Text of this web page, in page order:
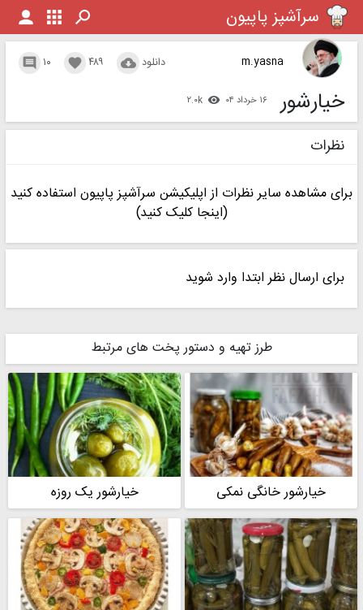
سرآشپز پاپیون
m.yasna ۱۰  ۴۸۹  دانلود 
خیارشور ۱۶ خرداد ۰۴  ۲.۰k
نظرات
برای مشاهده سایر نظرات از اپلیکیشن سرآشپز پاپیون استفاده کنید
(اینجا کلیک کنید)
برای ارسال نظر ابتدا وارد شوید
طرز تهیه و دستور پخت های مرتبط
خیارشور خانگی نمکی خیارشور یک روزه